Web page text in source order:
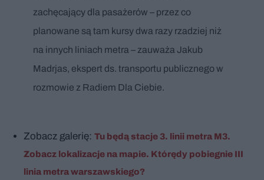
zachęcający dla pasażerów – przez co
planowane są tam kursy dwa razy rzadziej niż
na innych liniach metra – zauważa Jakub
Madrjas, ekspert ds. transportu publicznego w
rozmowie z Radiem Dla Ciebie.
Zobacz galerię: Tu będą stacje 3. linii metra M3.
Zobacz lokalizacje na mapie. Którędy pobiegnie III
linia metra warszawskiego?